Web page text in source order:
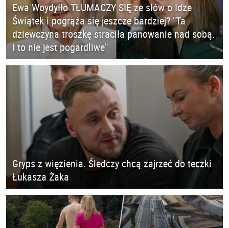
Ewa Woydyłło TŁUMACZY SIĘ ze słów o Idze
Świątek i pogrąża się jeszcze bardziej? "Ta
dziewczyna troszkę straciła panowanie nad sobą.
I to nie jest pogardliwe"
Gryps z więzienia. Śledczy chcą zajrzeć do teczki
Łukasza Żaka